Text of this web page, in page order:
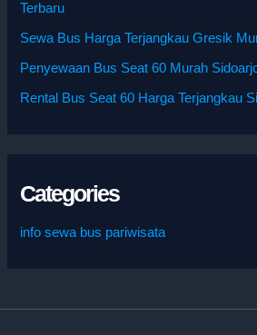
Terbaru
Sewa Bus Harga Terjangkau Gresik
Penyewaan Bus Seat 60 Murah
Rental Bus Seat 60 Harga Terjangkau
Categories
info sewa bus pariwisata